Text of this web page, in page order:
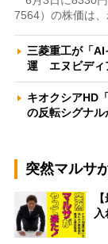
7564）の株価は
三菱重工が「
運 エヌビディ
キオクシアHD
の反転シグナ
突然マルサ